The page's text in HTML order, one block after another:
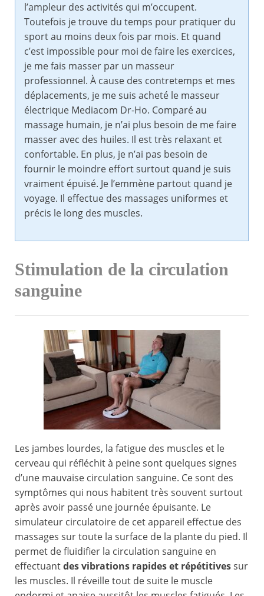
l’ampleur des activités qui m’occupent.
Toutefois je trouve du temps pour pratiquer du
sport au moins deux fois par mois. Et quand
c’est impossible pour moi de faire les exercices,
je me fais masser par un masseur
professionnel. À cause des contretemps et mes
déplacements, je me suis acheté le masseur
électrique Mediacom Dr-Ho. Comparé au
massage humain, je n’ai plus besoin de me faire
masser avec des huiles. Il est très relaxant et
confortable. En plus, je n’ai pas besoin de
fournir le moindre effort surtout quand je suis
vraiment épuisé. Je l’emmène partout quand je
voyage. Il effectue des massages uniformes et
précis le long des muscles.
Stimulation de la circulation
sanguine
Les jambes lourdes, la fatigue des muscles et le
cerveau qui réfléchit à peine sont quelques signes
d’une mauvaise circulation sanguine. Ce sont des
symptômes qui nous habitent très souvent surtout
après avoir passé une journée épuisante. Le
simulateur circulatoire de cet appareil effectue des
massages sur toute la surface de la plante du pied. Il
permet de fluidifier la circulation sanguine en
effectuantdes vibrations rapides et répétitivessur
les muscles. Il réveille tout de suite le muscle